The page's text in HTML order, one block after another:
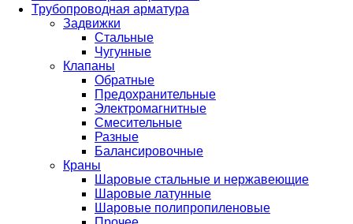
Трубопроводная арматура
Задвижки
Стальные
Чугунные
Клапаны
Обратные
Предохранительные
Электромагнитные
Смесительные
Разные
Балансировочные
Краны
Шаровые стальные и нержавеющие
Шаровые латунные
Шаровые полипропиленовые